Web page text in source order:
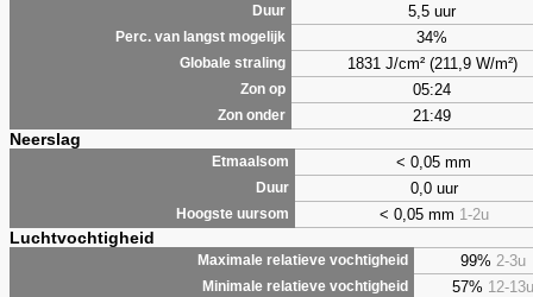
Duur 5,5 uur
Perc. van langst mogelijk 34%
Globale straling 1831 J/cm² (211,9 W/m²)
Zon op 05:24
Zon onder 21:49
Neerslag
Etmaalsom < 0,05 mm
Duur 0,0 uur
Hoogste uursom < 0,05 mm 1-2u
Luchtvochtigheid
Maximale relatieve vochtigheid 99% 2-3u
Minimale relatieve vochtigheid 57% 12-13u